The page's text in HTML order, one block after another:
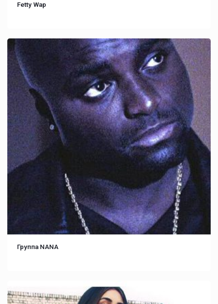
Fetty Wap
Группа NANA